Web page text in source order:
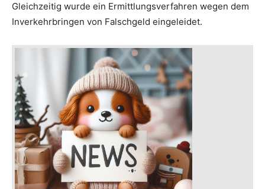
Gleichzeitig wurde ein Ermittlungsverfahren wegen dem
Inverkehrbringen von Falschgeld eingeleidet.